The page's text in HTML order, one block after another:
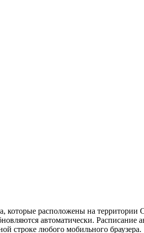
которые расположены на
автоматически. Расписание
строке любого мобильного браузера.